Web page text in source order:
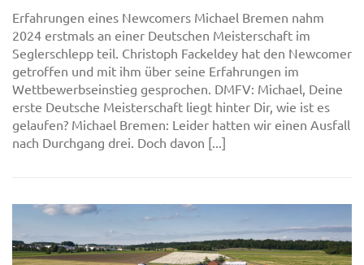
Erfahrungen eines Newcomers Michael Bremen nahm
2024 erstmals an einer Deutschen Meisterschaft im
Seglerschlepp teil. Christoph Fackeldey hat den Newcomer
getroffen und mit ihm über seine Erfahrungen im
Wettbewerbseinstieg gesprochen. DMFV: Michael, Deine
erste Deutsche Meisterschaft liegt hinter Dir, wie ist es
gelaufen? Michael Bremen: Leider hatten wir einen Ausfall
nach Durchgang drei. Doch davon [...]